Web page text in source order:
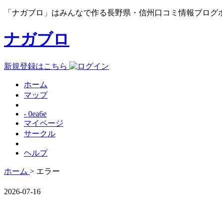
「ナガブロ」はみんなで作る長野県・信州口コミ情報ブログ
ナガブロ
新規登録はこちら
ホーム
マップ
- 0ea6e
マイページ
サークル
ヘルプ
ホーム > エラー
2026-07-16